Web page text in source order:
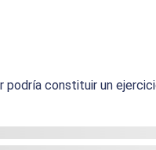
podría constituir un